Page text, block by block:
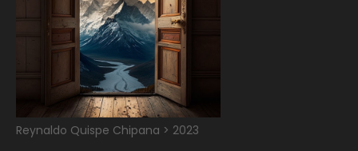
Reynaldo Quispe Chipana > 2023